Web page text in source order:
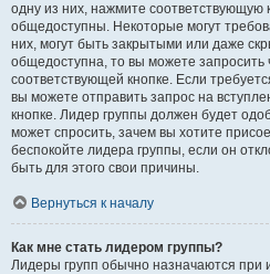
одну из них, нажмите соответствующую
общедоступны. Некоторые могут
них, могут быть закрытыми или даже
общедоступна, то вы можете запросить
соответствующей кнопке. Если
вы можете отправить запрос на
кнопке. Лидер группы должен будет
может спросить, зачем вы хотите
беспокойте лидера группы, если он
быть для этого свои причины.
Вернуться к началу
Как мне стать лидером группы?
Лидеры групп обычно назначаются при